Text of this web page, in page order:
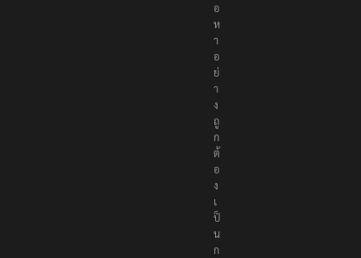
อ
ห
า
อ
ย่
า
ง
ถู
ก
ต้
อ
ง
เ
ป็
น
ก